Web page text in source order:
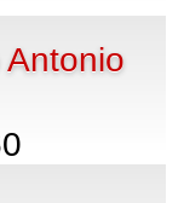
Antonio